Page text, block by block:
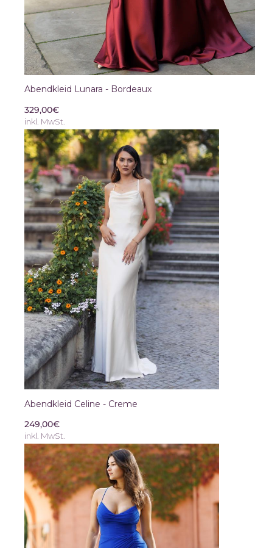
Abendkleid Lunara - Bordeaux
329,00€
inkl. MwSt.
Abendkleid Celine - Creme
249,00€
inkl. MwSt.